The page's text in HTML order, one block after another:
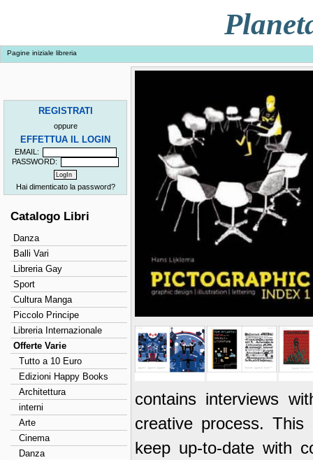
Pagine iniziale libreria
contains interviews
creative process.
keep up-to-date with
REGISTRATI
oppure
EFFETTUA IL LOGIN
EMAIL:
PASSWORD:
Hai dimenticato la password?
Catalogo Libri
Danza
Balli Vari
Libreria Gay
Sport
Cultura Manga
Piccolo Principe
Libreria Internazionale
Offerte Varie
Tutto a 10 Euro
Edizioni Happy Books
Architettura
interni
Arte
Cinema
Danza